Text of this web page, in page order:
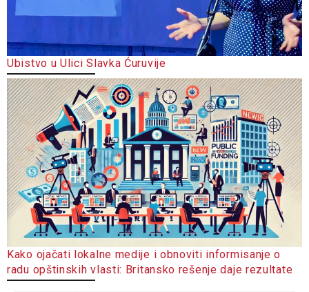
Ubistvo u Ulici Slavka Ćuruvije
Kako ojačati lokalne medije i obnoviti informisanje o
radu opštinskih vlasti: Britansko rešenje daje rezultate